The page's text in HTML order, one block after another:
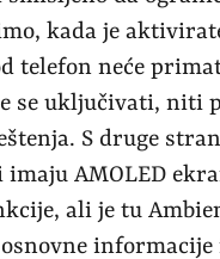
kada je
telefon neće
se uključivati, niti
S druge
AMOLED
ali je tu
informacije